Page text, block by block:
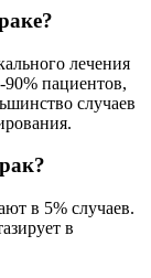
лечения
90% пациентов,
случаев
в 5% случаев.
в